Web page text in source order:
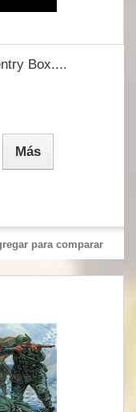
Box....
Más
para comparar